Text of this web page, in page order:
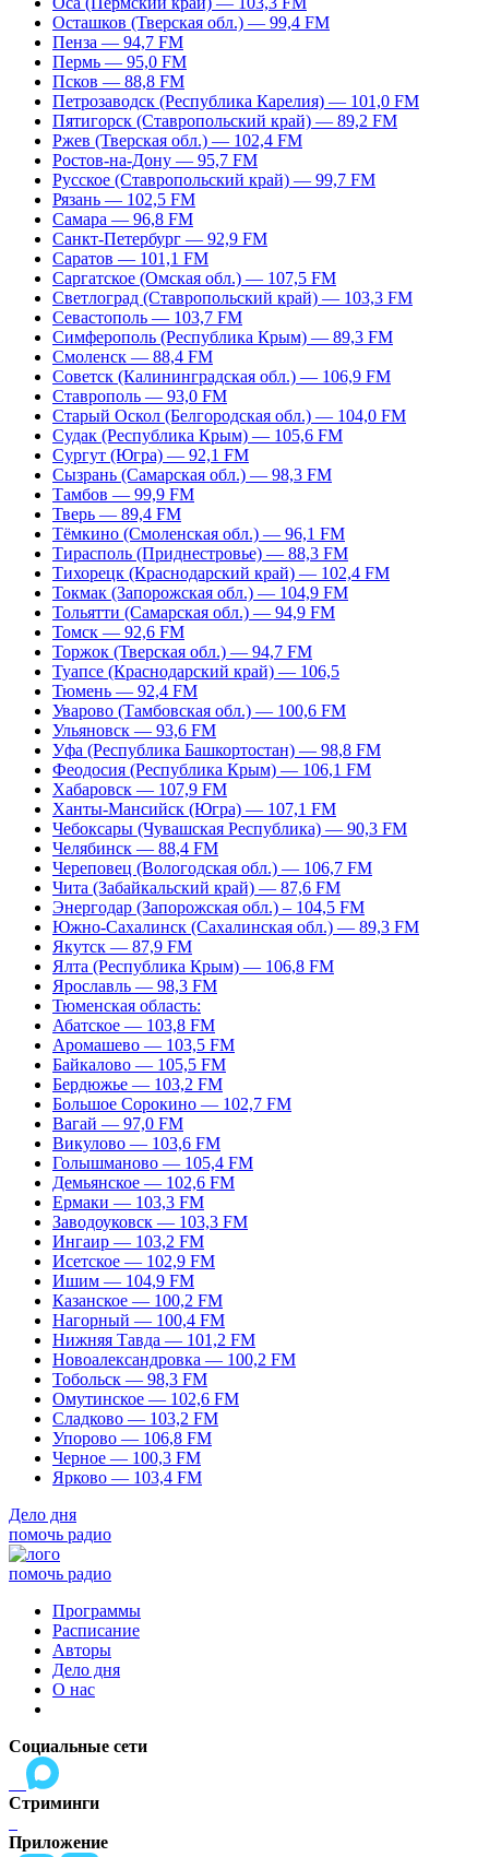
Осташков (Тверская обл.) — 99,4 FM
Пенза — 94,7 FM
Пермь — 95,0 FM
Псков — 88,8 FM
Петрозаводск (Республика Карелия) — 101,0 FM
Пятигорск (Ставропольский край) — 89,2 FM
Ржев (Тверская обл.) — 102,4 FM
Ростов-на-Дону — 95,7 FM
Русское (Ставропольский край) — 99,7 FM
Рязань — 102,5 FM
Самара — 96,8 FM
Санкт-Петербург — 92,9 FM
Саратов — 101,1 FM
Саргатское (Омская обл.) — 107,5 FM
Светлоград (Ставропольский край) — 103,3 FM
Севастополь — 103,7 FM
Симферополь (Республика Крым) — 89,3 FM
Смоленск — 88,4 FM
Советск (Калининградская обл.) — 106,9 FM
Ставрополь — 93,0 FM
Старый Оскол (Белгородская обл.) — 104,0 FM
Судак (Республика Крым) — 105,6 FM
Сургут (Югра) — 92,1 FM
Сызрань (Самарская обл.) — 98,3 FM
Тамбов — 99,9 FM
Тверь — 89,4 FM
Тёмкино (Смоленская обл.) — 96,1 FM
Тирасполь (Приднестровье) — 88,3 FM
Тихорецк (Краснодарский край) — 102,4 FM
Токмак (Запорожская обл.) — 104,9 FM
Тольятти (Самарская обл.) — 94,9 FM
Томск — 92,6 FM
Торжок (Тверская обл.) — 94,7 FM
Туапсе (Краснодарский край) — 106,5
Тюмень — 92,4 FM
Уварово (Тамбовская обл.) — 100,6 FM
Ульяновск — 93,6 FM
Уфа (Республика Башкортостан) — 98,8 FM
Феодосия (Республика Крым) — 106,1 FM
Хабаровск — 107,9 FM
Ханты-Мансийск (Югра) — 107,1 FM
Чебоксары (Чувашская Республика) — 90,3 FM
Челябинск — 88,4 FM
Череповец (Вологодская обл.) — 106,7 FM
Чита (Забайкальский край) — 87,6 FM
Энергодар (Запорожская обл.) – 104,5 FM
Южно-Сахалинск (Сахалинская обл.) — 89,3 FM
Якутск — 87,9 FM
Ялта (Республика Крым) — 106,8 FM
Ярославль — 98,3 FM
Тюменская область:
Абатское — 103,8 FM
Аромашево — 103,5 FM
Байкалово — 105,5 FM
Бердюжье — 103,2 FM
Большое Сорокино — 102,7 FM
Вагай — 97,0 FM
Викулово — 103,6 FM
Голышманово — 105,4 FM
Демьянское — 102,6 FM
Ермаки — 103,3 FM
Заводоуковск — 103,3 FM
Ингаир — 103,2 FM
Исетское — 102,9 FM
Ишим — 104,9 FM
Казанское — 100,2 FM
Нагорный — 100,4 FM
Нижняя Тавда — 101,2 FM
Новоалександровка — 100,2 FM
Тобольск — 98,3 FM
Омутинское — 102,6 FM
Сладково — 103,2 FM
Упорово — 106,8 FM
Черное — 100,3 FM
Ярково — 103,4 FM
Дело дня
помочь радио
помочь радио
Программы
Расписание
Авторы
Дело дня
О нас
Социальные сети
Стриминги
Приложение